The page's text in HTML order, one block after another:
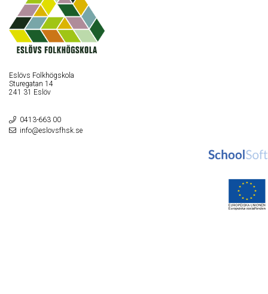
Eslövs Folkhögskola
Sturegatan 14
241 31 Eslöv
0413-663 00
info@eslovsfhsk.se